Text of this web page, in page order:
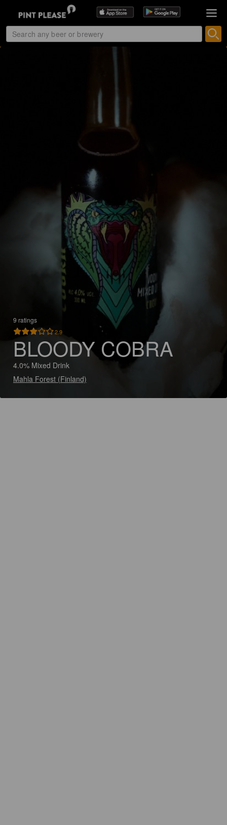
9 ratings
2.9
BLOODY COBRA
4.0% Mixed Drink
Mahla Forest (Finland)